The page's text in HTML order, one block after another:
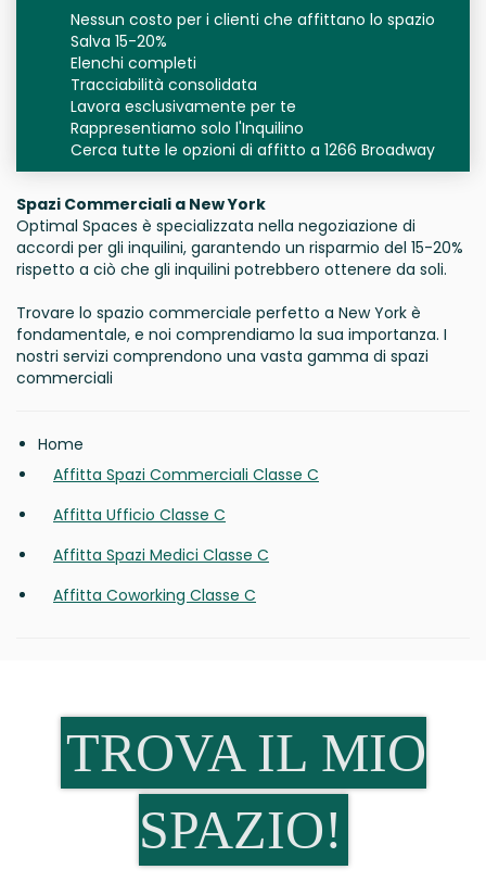
Nessun costo per i clienti che affittano lo spazio
Salva 15-20%
Elenchi completi
Tracciabilità consolidata
Lavora esclusivamente per te
Rappresentiamo solo l'Inquilino
Cerca tutte le opzioni di affitto a 1266 Broadway
Spazi Commerciali a New York
Optimal Spaces è specializzata nella negoziazione di
accordi per gli inquilini, garantendo un risparmio del 15-20%
rispetto a ciò che gli inquilini potrebbero ottenere da soli.
Trovare lo spazio commerciale perfetto a New York è
fondamentale, e noi comprendiamo la sua importanza. I
nostri servizi comprendono una vasta gamma di spazi
commerciali
Home
Affitta Spazi Commerciali Classe C
Affitta Ufficio Classe C
Affitta Spazi Medici Classe C
Affitta Coworking Classe C
TROVA IL MIO
SPAZIO!